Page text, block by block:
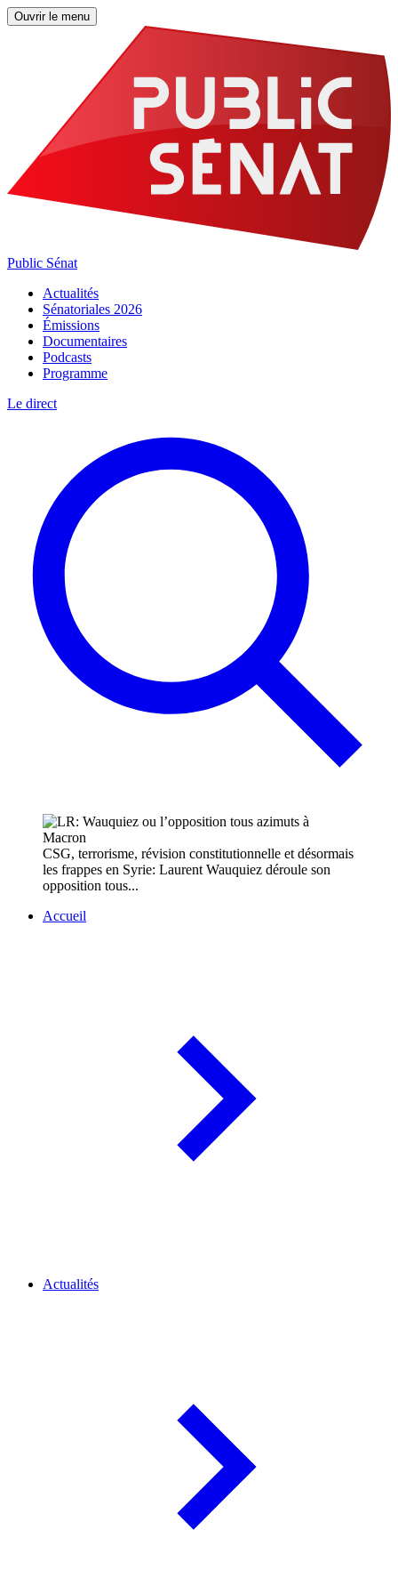
Ouvrir le menu
Public Sénat
Actualités
Sénatoriales 2026
Émissions
Documentaires
Podcasts
Programme
Le direct
CSG, terrorisme, révision constitutionnelle et désormais
les frappes en Syrie: Laurent Wauquiez déroule son
opposition tous...
Accueil
Actualités